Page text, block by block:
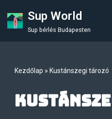
Skip
Sup World
Sup bérlés Budapesten
Kezdőlap » Kustánszegi tározó